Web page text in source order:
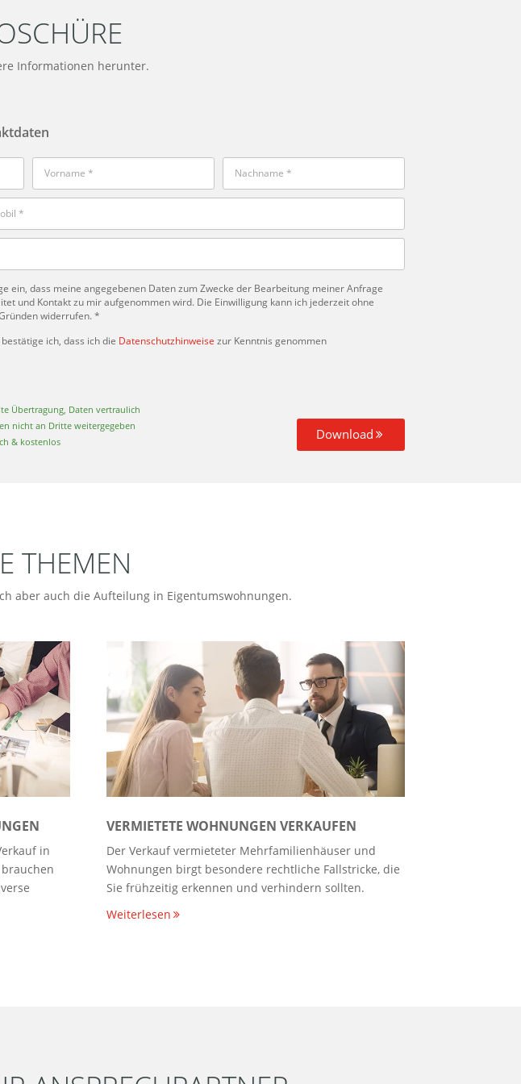
Informationen herunter.
ein, dass meine angegebenen Daten zum Zwecke der Bearbeitung meiner Anfrage
und Kontakt zu mir aufgenommen wird. Die Einwilligung kann ich jederzeit ohne
widerrufen. *
ich, dass ich die Datenschutzhinweise zur Kenntnis genommen
Übertragung, Daten vertraulich
nicht an Dritte weitergegeben
& kostenlos
Download
THEMEN
aber auch die Aufteilung in Eigentumswohnungen.
in
VERMIETETE WOHNUNGEN VERKAUFEN
Der Verkauf vermieteter Mehrfamilienhäuser und
Wohnungen birgt besondere rechtliche Fallstricke, die
Sie frühzeitig erkennen und verhindern sollten.
Weiterlesen